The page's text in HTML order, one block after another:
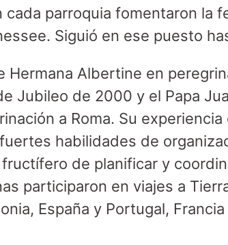
cada parroquia fomentaron la
Siguió en ese puesto
Hermana Albertine en
Jubileo de 2000 y el Papa
a Roma. Su
habilidades de
de planificar y
participaron en viajes a
España y Portugal,